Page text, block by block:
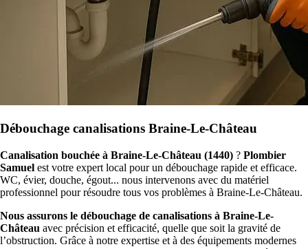
Débouchage canalisations Braine-Le-Château
Canalisation bouchée à Braine-Le-Château (1440) ? Plombier
Samuel est votre expert local pour un débouchage rapide et efficace.
WC, évier, douche, égout... nous intervenons avec du matériel
professionnel pour résoudre tous vos problèmes à Braine-Le-Château.
Nous assurons le débouchage de canalisations à Braine-Le-
Château avec précision et efficacité, quelle que soit la gravité de
l’obstruction. Grâce à notre expertise et à des équipements modernes